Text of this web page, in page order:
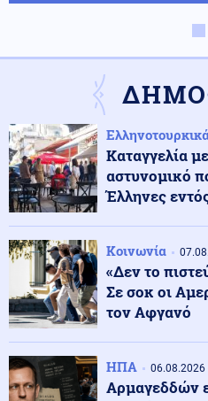
08.08.2026 - 16:37
προειδοποίησης για
Κοινωνία
Πυρκαγιά σε χαμηλή
Θεσσαλονίκης
Κόσμος
ΟΗΕ: Αυξάνεται ο
Υεμένη
Κόσμος 08.08.2026 - 16:18
Ταϊλάνδη: Στους εννέα
επίθεση σε σχολείο
Μέση Ανατολή
Καταγγελία
αστυνομικό
Έλληνες
Κοινωνία
«Δεν το
Σε σοκ οι
τον Αφγανό
ΗΠΑ 06.08.2026
Αρμαγεδδών